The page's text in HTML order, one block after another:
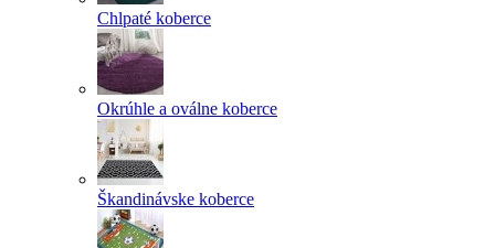
Chlpaté koberce
Okrúhle a oválne koberce
Škandinávske koberce